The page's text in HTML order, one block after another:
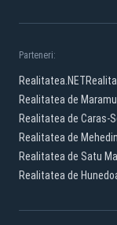
Parteneri:
Realitatea.NET
Realitatea de
Realitatea de Caras-
Realitatea de
Realitatea de Satu
Realitatea de